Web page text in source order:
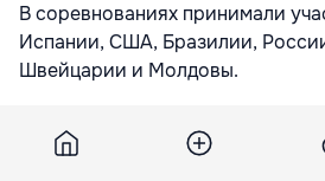
В соревнованиях принимали
Испании, США, Бразилии,
Швейцарии и Молдовы.
Гагаузии. В его активе 9